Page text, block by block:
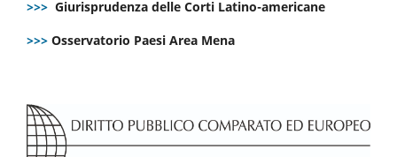
>>> Giurisprudenza delle Corti Latino-americane
>>> Osservatorio Paesi Area Mena